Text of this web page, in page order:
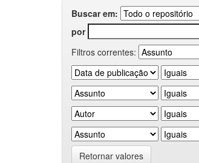
Buscar em:
por
Filtros correntes:
Retornar valores